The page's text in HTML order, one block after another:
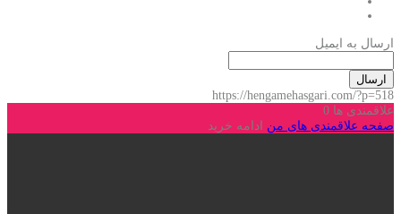
ارسال به ایمیل
ارسال
https://hengamehasgari.com/?p=518
علاقمندی ها 0
صفحه علاقمندی های من ادامه خرید